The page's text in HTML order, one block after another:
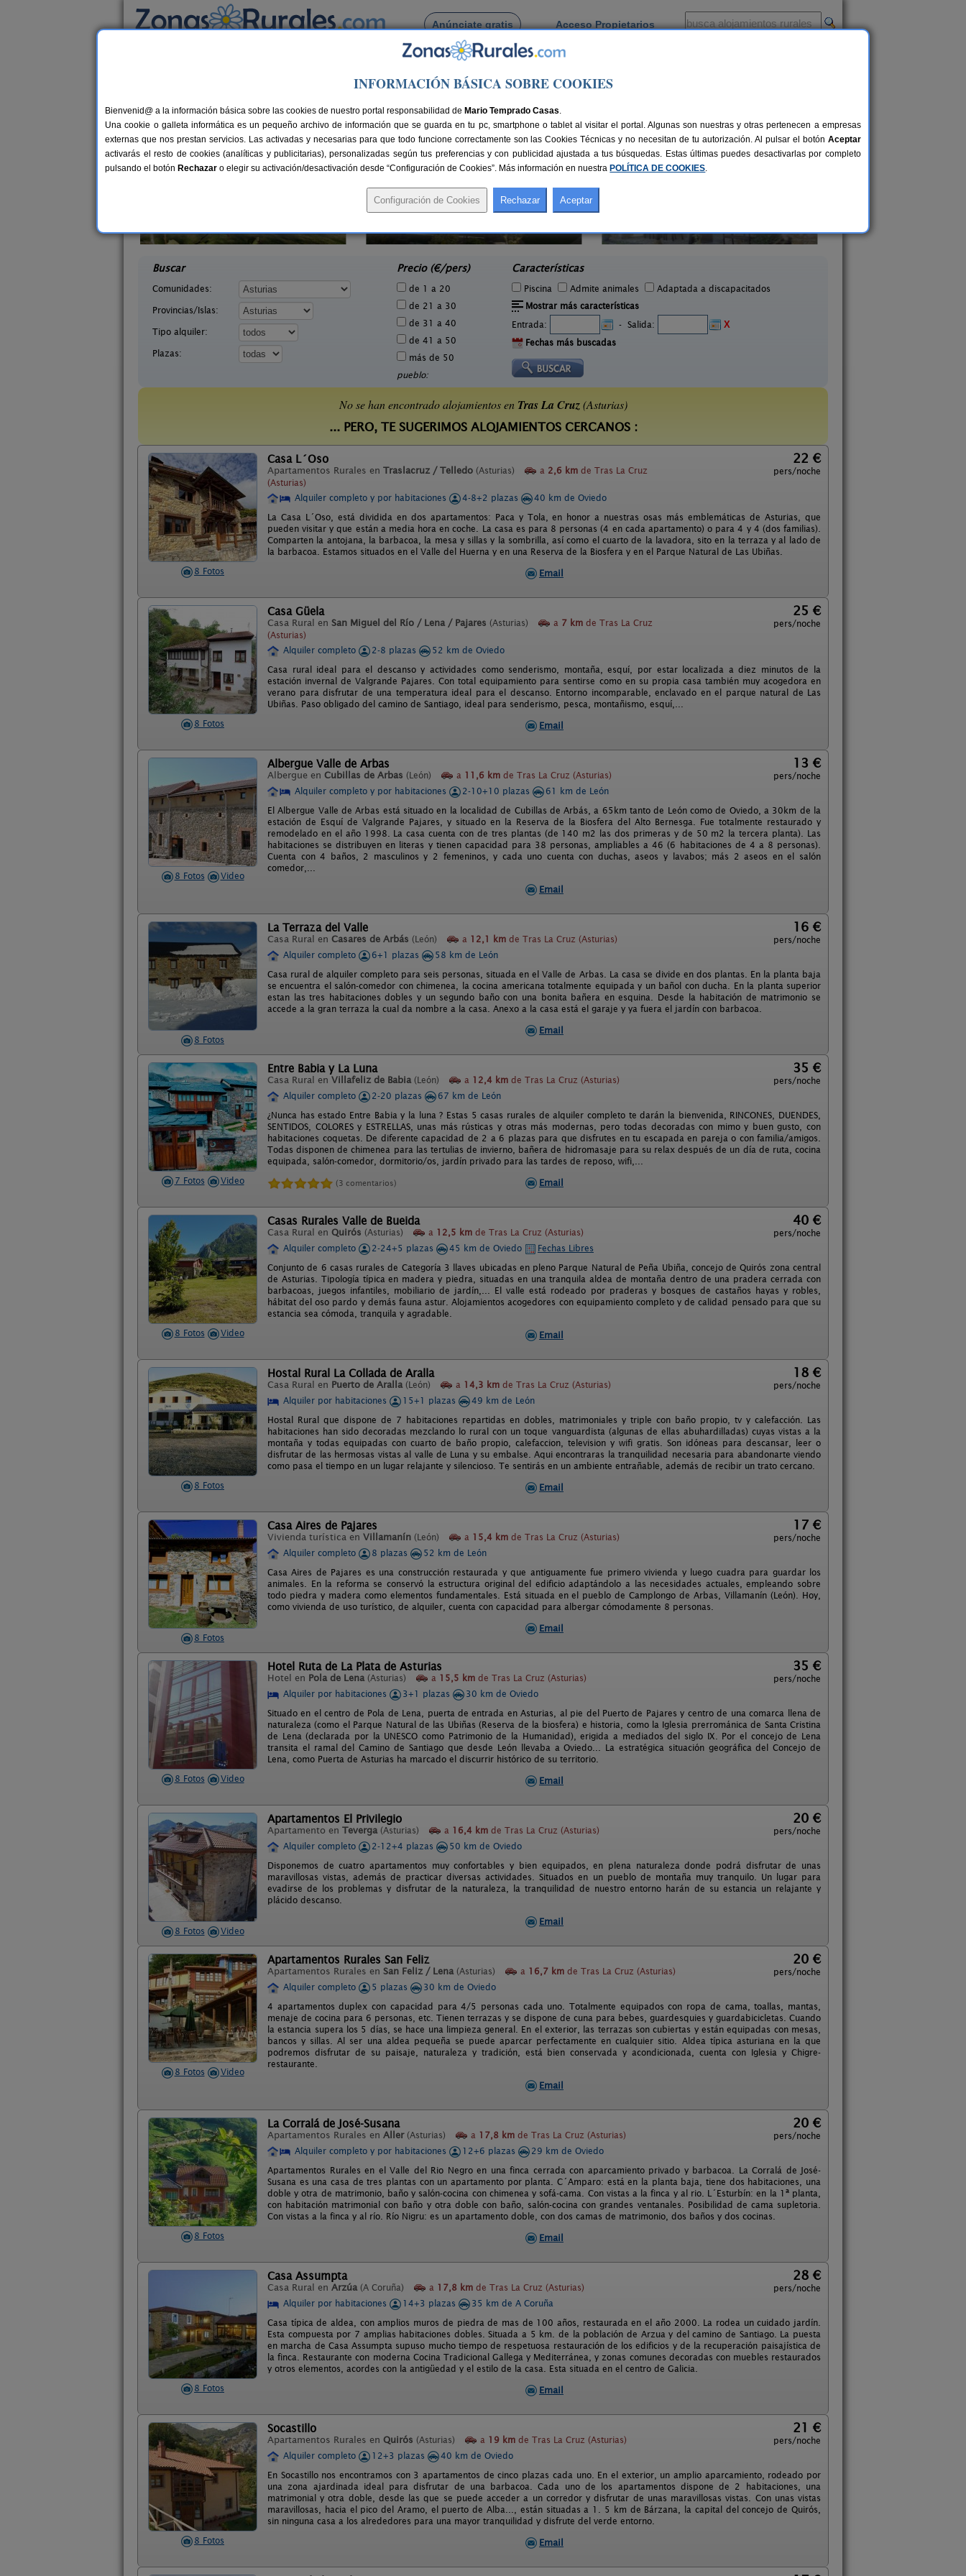
Anúnciate gratis Acceso Propietarios
Busca por pueblo
Casas Rurales cerca de Tras La Cruz
18 €
Casa Rural La Rectoral
Buscar
Comunidades:
Provincias/Islas:
Tipo alquiler:
Plazas:
Precio (€/pers)
de 1 a 20
de 21 a 30
de 31 a 40
de 41 a 50
más de 50
pueblo:
Características
Piscina Admite animales
Adaptada a discapacitados
Mostrar más características
Entrada:
- Salida:
X
Fechas más buscadas
No se han encontrado alojamientos en Tras La Cruz(Asturias)
... PERO, TE SUGERIMOS ALOJAMIENTOS CERCANOS :
8 Fotos
Casa L´Oso
Apartamentos Rurales en Traslacruz / Telledo (Asturias) a 2,6 km de Tras La Cruz
(Asturias)
22 €
pers/noche
Alquiler completo y por habitaciones 4-8+2 plazas
40 km de Oviedo
La Casa L´Oso, está dividida en dos apartamentos: Paca y Tola, en honor a nuestras osas más emblemáticas de Asturias, que
pueden visitar y que están a media hora en coche. La casa es para 8 personas (4 en cada apartamento) o para 4 y 4 (dos familias).
Comparten la antojana, la barbacoa, la mesa y sillas y la sombrilla, así como el cuarto de la lavadora, sito en la terraza y al lado de
la barbacoa. Estamos situados en el Valle del Huerna y en una Reserva de la Biosfera y en el Parque Natural de Las Ubiñas.
Email
8 Fotos
Casa Güela
Casa Rural en San Miguel del Río / Lena / Pajares (Asturias) a 7 km de Tras La Cruz
(Asturias)
25 €
pers/noche
Alquiler completo 2-8 plazas
52 km de Oviedo
Casa rural ideal para el descanso y actividades como senderismo, montaña, esquí, por estar localizada a diez minutos de la
estación invernal de Valgrande Pajares. Con total equipamiento para sentirse como en su propia casa también muy acogedora en
verano para disfrutar de una temperatura ideal para el descanso. Entorno incomparable, enclavado en el parque natural de Las
Ubiñas. Paso obligado del camino de Santiago, ideal para senderismo, pesca, montañismo, esquí,...
Email
8 Fotos Video
Albergue Valle de Arbas
Albergue en Cubillas de Arbas (León) a 11,6 km de Tras La Cruz (Asturias)
13 €
pers/noche
Alquiler completo y por habitaciones
2-10+10 plazas
61 km de León
El Albergue Valle de Arbas está situado en la localidad de Cubillas de Arbás, a 65km tanto de León como de Oviedo, a 30km de la
estación de Esquí de Valgrande Pajares, y situado en la Reserva de la Biosfera del Alto Bernesga. Fue totalmente restaurado y
remodelado en el año 1998. La casa cuenta con de tres plantas (de 140 m2 las dos primeras y de 50 m2 la tercera planta). Las
habitaciones se distribuyen en literas y tienen capacidad para 38 personas, ampliables a 46 (6 habitaciones de 4 a 8 personas).
Cuenta con 4 baños, 2 masculinos y 2 femeninos, y cada uno cuenta con duchas, aseos y lavabos; más 2 aseos en el salón
comedor,...
Email
8 Fotos
La Terraza del Valle
Casa Rural en Casares de Arbás (León) a 12,1 km de Tras La Cruz (Asturias)
16 €
pers/noche
Alquiler completo
6+1 plazas
58 km de León
Casa rural de alquiler completo para seis personas, situada en el Valle de Arbas. La casa se divide en dos plantas. En la planta baja
se encuentra el salón-comedor con chimenea, la cocina americana totalmente equipada y un bañol con ducha. En la planta superior
estan las tres habitaciones dobles y un segundo baño con una bonita bañera en esquina. Desde la habitación de matrimonio se
accede a la gran terraza la cual da nombre a la casa. Anexo a la casa está el garaje y ya fuera el jardín con barbacoa.
Email
7 Fotos Video
Entre Babia y La Luna
Casa Rural en Villafeliz de Babia (León) a 12,4 km de Tras La Cruz (Asturias)
35 €
pers/noche
Alquiler completo
2-20 plazas
67 km de León
¿Nunca has estado Entre Babia y la luna ? Estas 5 casas rurales de alquiler completo te darán la bienvenida, RINCONES, DUENDES,
SENTIDOS, COLORES y ESTRELLAS, unas más rústicas y otras más modernas, pero todas decoradas con mimo y buen gusto, con
habitaciones coquetas. De diferente capacidad de 2 a 6 plazas para que disfrutes en tu escapada en pareja o con familia/amigos.
Todas disponen de chimenea para las tertulias de invierno, bañera de hidromasaje para su relax después de un día de ruta, cocina
equipada, salón-comedor, dormitorio/os, jardín privado para las tardes de reposo, wifi,...
(3 comentarios) Email
8 Fotos Video
Casas Rurales Valle de Bueida
Casa Rural en Quirós (Asturias) a 12,5 km de Tras La Cruz (Asturias)
40 €
pers/noche
Alquiler completo
2-24+5 plazas 45 km de Oviedo
Fechas Libres
Conjunto de 6 casas rurales de Categoría 3 llaves ubicadas en pleno Parque Natural de Peña Ubiña, concejo de Quirós zona central
de Asturias. Tipología típica en madera y piedra, situadas en una tranquila aldea de montaña dentro de una pradera cerrada con
barbacoas, juegos infantiles, mobiliario de jardín,... El valle está rodeado por praderas y bosques de castaños hayas y robles,
hábitat del oso pardo y demás fauna astur. Alojamientos acogedores con equipamiento completo y de calidad pensado para que su
estancia sea cómoda, tranquila y agradable.
Email
8 Fotos
Hostal Rural La Collada de Aralla
Casa Rural en Puerto de Aralla (León) a 14,3 km de Tras La Cruz (Asturias)
18 €
pers/noche
Alquiler por habitaciones
15+1 plazas
49 km de León
Hostal Rural que dispone de 7 habitaciones repartidas en dobles, matrimoniales y triple con baño propio, tv y calefacción. Las
habitaciones han sido decoradas mezclando lo rural con un toque vanguardista (algunas de ellas abuhardilladas) cuyas vistas a la
montaña y todas equipadas con cuarto de baño propio, calefaccion, television y wifi gratis. Son idóneas para descansar, leer o
disfrutar de las hermosas vistas al valle de Luna y su embalse. Aqui encontraras la tranquilidad necesaria para abandonarte viendo
como pasa el tiempo en un lugar relajante y silencioso. Te sentirás en un ambiente entrañable, además de recibir un trato cercano.
Email
8 Fotos
Casa Aires de Pajares
Vivienda turística en Villamanín (León) a 15,4 km de Tras La Cruz (Asturias)
17 €
pers/noche
Alquiler completo
8 plazas
52 km de León
Casa Aires de Pajares es una construcción restaurada y que antiguamente fue primero vivienda y luego cuadra para guardar los
animales. En la reforma se conservó la estructura original del edificio adaptándolo a las necesidades actuales, empleando sobre
todo piedra y madera como elementos fundamentales. Está situada en el pueblo de Camplongo de Arbas, Villamanín (León). Hoy,
como vivienda de uso turístico, de alquiler, cuenta con capacidad para albergar cómodamente 8 personas.
Email
8 Fotos Video
Hotel Ruta de La Plata de Asturias
Hotel en Pola de Lena (Asturias) a 15,5 km de Tras La Cruz (Asturias)
35 €
pers/noche
Alquiler por habitaciones
3+1 plazas
30 km de Oviedo
Situado en el centro de Pola de Lena, puerta de entrada en Asturias, al pie del Puerto de Pajares y centro de una comarca llena de
naturaleza (como el Parque Natural de las Ubiñas (Reserva de la biosfera) e historia, como la Iglesia prerrománica de Santa Cristina
de Lena (declarada por la UNESCO como Patrimonio de la Humanidad), erigida a mediados del siglo IX. Por el concejo de Lena
transita el ramal del Camino de Santiago que desde León llevaba a Oviedo... La estratégica situación geográfica del Concejo de
Lena, como Puerta de Asturias ha marcado el discurrir histórico de su territorio.
Email
8 Fotos Video
Apartamentos El Privilegio
Apartamento en Teverga (Asturias) a 16,4 km de Tras La Cruz (Asturias)
20 €
pers/noche
Alquiler completo
2-12+4 plazas
50 km de Oviedo
Disponemos de cuatro apartamentos muy confortables y bien equipados, en plena naturaleza donde podrá disfrutar de unas
maravillosas vistas, además de practicar diversas actividades. Situados en un pueblo de montaña muy tranquilo. Un lugar para
evadirse de los problemas y disfrutar de la naturaleza, la tranquilidad de nuestro entorno harán de su estancia un relajante y
plácido descanso.
Email
8 Fotos Video
Apartamentos Rurales San Feliz
Apartamentos Rurales en San Feliz / Lena (Asturias) a 16,7 km de Tras La Cruz (Asturias)
20 €
pers/noche
Alquiler completo
5 plazas
30 km de Oviedo
4 apartamentos duplex con capacidad para 4/5 personas cada uno. Totalmente equipados con ropa de cama, toallas, mantas,
menaje de cocina para 6 personas, etc. Tienen terrazas y se dispone de cuna para bebes, guardesquies y guardabicicletas. Cuando
la estancia supera los 5 días, se hace una limpieza general. En el exterior, las terrazas son cubiertas y están equipadas con mesas,
bancos y sillas. Al ser una aldea pequeña se puede aparcar perfectamente en cualquier sitio. Aldea típica asturiana en la que
podremos disfrutar de su paisaje, naturaleza y tradición, está bien conservada y acondicionada, cuenta con Iglesia y Chigre-
restaurante.
Email
8 Fotos
La Corralá de José-Susana
Apartamentos Rurales en Aller (Asturias) a 17,8 km de Tras La Cruz (Asturias)
20 €
pers/noche
Alquiler completo y por habitaciones
12+6 plazas
29 km de Oviedo
Apartamentos Rurales en el Valle del Rio Negro en una finca cerrada con aparcamiento privado y barbacoa. La Corralá de José-
Susana es una casa de tres plantas con un apartamento por planta. C´Amparo: está en la planta baja, tiene dos habitaciones, una
doble y otra de matrimonio, baño y salón-cocina con chimenea y sofá-cama. Con vistas a la finca y al rio. L´Esturbín: en la 1ª planta,
con habitación matrimonial con baño y otra doble con baño, salón-cocina con grandes ventanales. Posibilidad de cama supletoria.
Con vistas a la finca y al río. Río Nigru: es un apartamento doble, con dos camas de matrimonio, dos baños y dos cocinas.
Email
8 Fotos
Casa Assumpta
Casa Rural en Arzúa (A Coruña) a 17,8 km de Tras La Cruz (Asturias)
28 €
pers/noche
Alquiler por habitaciones
14+3 plazas
35 km de A Coruña
Casa típica de aldea, con amplios muros de piedra de mas de 100 años, restaurada en el año 2000. La rodea un cuidado jardín.
Esta compuesta por 7 amplias habitaciones dobles. Situada a 5 km. de la población de Arzua y del camino de Santiago. La puesta
en marcha de Casa Assumpta supuso mucho tiempo de respetuosa restauración de los edificios y de la recuperación paisajística de
la finca. Restaurante con moderna Cocina Tradicional Gallega y Mediterránea, y zonas comunes decoradas con muebles restaurados
y otros elementos, acordes con la antigüedad y el estilo de la casa. Esta situada en el centro de Galicia.
Email
8 Fotos
Socastillo
Apartamentos Rurales en Quirós (Asturias) a 19 km de Tras La Cruz (Asturias)
21 €
pers/noche
Alquiler completo
12+3 plazas
40 km de Oviedo
En Socastillo nos encontramos con 3 apartamentos de cinco plazas cada uno. En el exterior, un amplio aparcamiento, rodeado por
una zona ajardinada ideal para disfrutar de una barbacoa. Cada uno de los apartamentos dispone de 2 habitaciones, una
matrimonial y otra doble, desde las que se puede acceder a un corredor y disfrutar de unas maravillosas vistas. Con unas vistas
maravillosas, hacia el pico del Aramo, el puerto de Alba..., están situadas a 1. 5 km de Bárzana, la capital del concejo de Quirós,
sin ninguna casa a los alrededores para una mayor tranquilidad y disfrute del verde entorno.
Email
INFORMACIÓN BÁSICA SOBRE COOKIES
Bienvenid@ a la información básica sobre las cookies de nuestro portal responsabilidad de Mario Temprado Casas.
Una cookie o galleta informática es un pequeño archivo de información que se guarda en tu pc, smartphone o tablet al visitar el portal. Algunas son nuestras y otras pertenecen a empresas
externas que nos prestan servicios. Las activadas y necesarias para que todo funcione correctamente son las Cookies Técnicas y no necesitan de tu autorización. Al pulsar el botón Aceptar
activarás el resto de cookies (analíticas y publicitarias), personalizadas según tus preferencias y con publicidad ajustada a tus búsquedas. Estas últimas puedes desactivarlas por completo
pulsando el botón Rechazar o elegir su activación/desactivación desde “Configuración de Cookies”. Más información en nuestra POLÍTICA DE COOKIES.